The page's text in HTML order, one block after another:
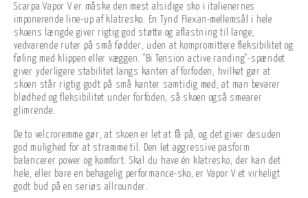
Scarpa Vapor V er måske den mest alsidige sko i italienernes
imponerende line-up af klatresko. En Tynd Flexan-mellemsål i hele
skoens længde giver rigtig god støtte og aflastning til lange,
vedvarende ruter på små fødder, uden at kompromittere fleksibilitet og
føling med klippen eller væggen. "Bi Tension active randing"-spændet
giver yderligere stabilitet langs kanten af forfoden, hvilket gør at
skoen står rigtig godt på små kanter samtidig med, at man bevarer
blødhed og fleksibilitet under forfoden, så skoen også smearer
glimrende.
De to velcroremme gør, at skoen er let at få på, og det giver desuden
god mulighed for at stramme til. Den let aggressive pasform
balancerer power og komfort. Skal du have én klatresko, der kan det
hele, eller bare en behagelig performance-sko, er Vapor V et virkeligt
godt bud på en seriøs allrounder.